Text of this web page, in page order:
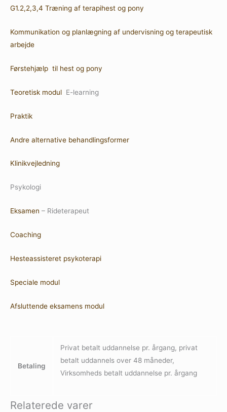
G1.2,2,3,4 Træning af terapihest og pony
Kommunikation og planlægning af undervisning og terapeutisk
arbejde
Førstehjælp til hest og pony
Teoretisk modul E-learning
Praktik
Andre alternative behandlingsformer
Klinikvejledning
Psykologi
Eksamen – Rideterapeut
Coaching
Hesteassisteret psykoterapi
Speciale modul
Afsluttende eksamens modul
Betaling
Privat betalt uddannelse pr. årgang, privat
betalt uddannels over 48 måneder,
Virksomheds betalt uddannelse pr. årgang
Relaterede varer